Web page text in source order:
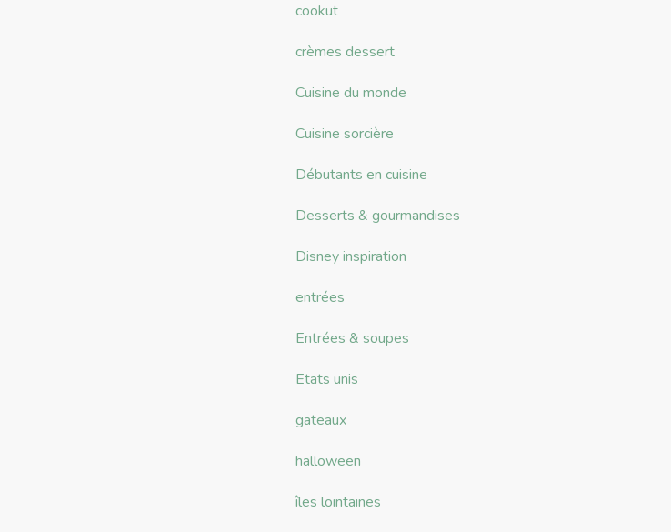
cookut
crèmes dessert
Cuisine du monde
Cuisine sorcière
Débutants en cuisine
Desserts & gourmandises
Disney inspiration
entrées
Entrées & soupes
Etats unis
gateaux
halloween
îles lointaines